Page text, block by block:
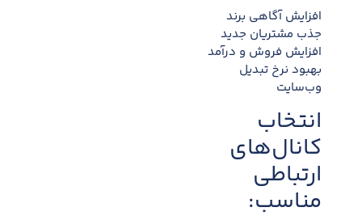
افزایش آگاهی برند
جذب مشتریان جدید
افزایش فروش و درآمد
بهبود نرخ تبدیل
وب‌سایت
انتخاب
کانال‌های
ارتباطی
مناسب: